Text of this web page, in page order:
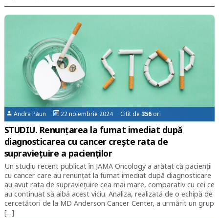
Andra Păun 22 noiembrie 2024 Citit de 356ori
STUDIU. Renunțarea la fumat imediat după
diagnosticarea cu cancer crește rata de
supraviețuire a pacienților
Un studiu recent publicat în JAMA Oncology a arătat că pacienții
cu cancer care au renunțat la fumat imediat după diagnosticare
au avut rata de supraviețuire cea mai mare, comparativ cu cei ce
au continuat să aibă acest viciu. Analiza, realizată de o echipă de
cercetători de la MD Anderson Cancer Center, a urmărit un grup
[…]